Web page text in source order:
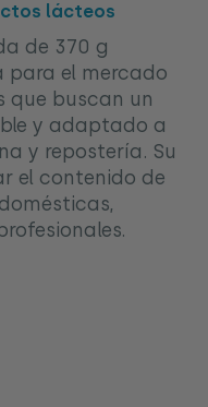
lácteos
de 370 g
para el mercado
que buscan un
y adaptado a
y repostería. Su
el contenido de